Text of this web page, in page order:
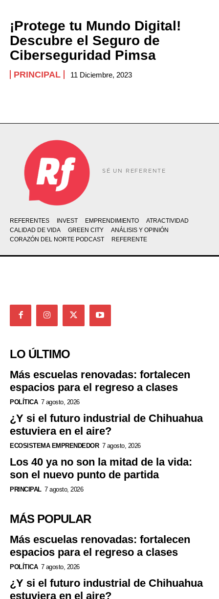
¡Protege tu Mundo Digital!
Descubre el Seguro de
Ciberseguridad Pimsa
PRINCIPAL 11 Diciembre, 2023
SÉ UN REFERENTE
REFERENTES INVEST EMPRENDIMIENTO
ATRACTIVIDAD
CALIDAD DE VIDA
GREEN CITY
ANÁLISIS Y OPINIÓN
CORAZÓN DEL NORTE PODCAST
REFERENTE
LO ÚLTIMO
Más escuelas renovadas: fortalecen
espacios para el regreso a clases
POLÍTICA 7 agosto, 2026
¿Y si el futuro industrial de Chihuahua
estuviera en el aire?
ECOSISTEMA EMPRENDEDOR 7 agosto, 2026
Los 40 ya no son la mitad de la vida:
son el nuevo punto de partida
PRINCIPAL 7 agosto, 2026
MÁS POPULAR
Más escuelas renovadas: fortalecen
espacios para el regreso a clases
POLÍTICA 7 agosto, 2026
¿Y si el futuro industrial de Chihuahua
estuviera en el aire?